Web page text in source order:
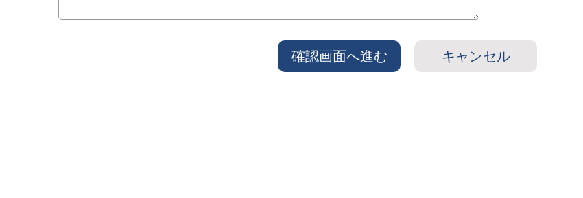
キャンセル
確認画面へ進む